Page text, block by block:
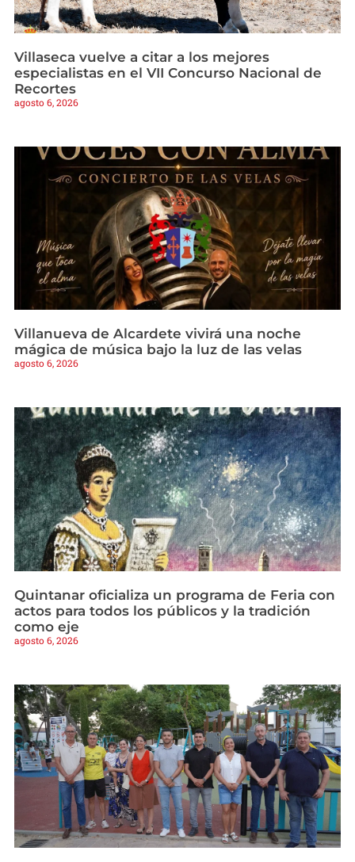
Villaseca vuelve a citar a los mejores
especialistas en el VII Concurso Nacional de
Recortes
agosto 6, 2026
Villanueva de Alcardete vivirá una noche
mágica de música bajo la luz de las velas
agosto 6, 2026
Quintanar oficializa un programa de Feria con
actos para todos los públicos y la tradición
como eje
agosto 6, 2026